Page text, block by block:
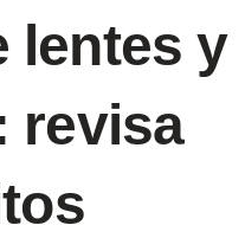
lentes y
revisa